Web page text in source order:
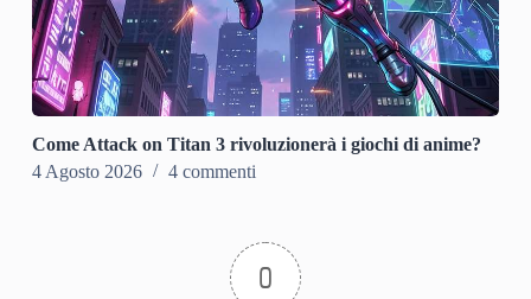
Come Attack on Titan 3 rivoluzionerà i giochi di anime?
4 Agosto 2026
4 commenti
0